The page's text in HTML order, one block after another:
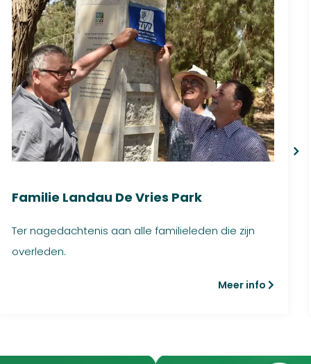
Familie Landau De Vries Park
Ter nagedachtenis aan alle familieleden die zijn
overleden.
Meer info